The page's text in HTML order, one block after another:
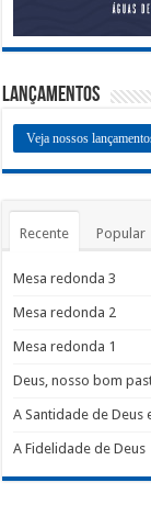
Lançamentos
Veja nossos
Recente Popular
Mesa redonda 3
Mesa redonda 2
Mesa redonda 1
Deus, nosso bom
A Santidade de Deus
A Fidelidade de Deus